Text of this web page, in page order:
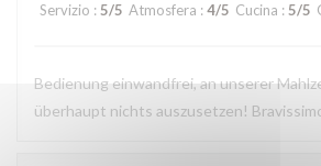
Servizio : 5/5 Atmosfera : 4/5 Cucina : 5/5
Bedienung einwandfrei, an unserer
überhaupt nichts auszusetzen!